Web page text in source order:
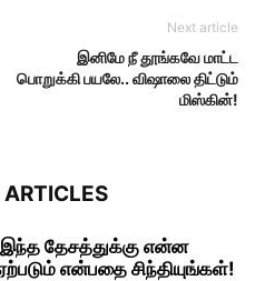
Next article
இனிமே நீ தூங்கவே மாட்ட
பொறுக்கி பயலே.. விஷாலை திட்டும்
மிஸ்கின்!
தேசத்துக்கு என்ன
என்பதை சிந்தியுங்கள்!